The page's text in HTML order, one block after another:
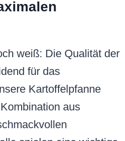
weiß: Die Qualität der
für das
Kartoffelpfanne
aus